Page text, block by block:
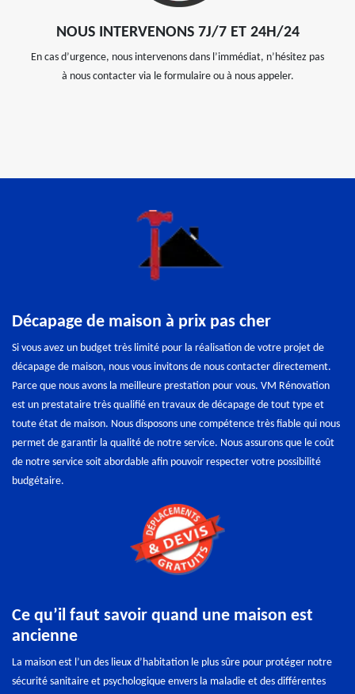
NOUS INTERVENONS 7J/7 ET 24H/24
En cas d’urgence, nous intervenons dans l’immédiat, n’hésitez pas
à nous contacter via le formulaire ou à nous appeler.
Décapage de maison à prix pas cher
Si vous avez un budget très limité pour la réalisation de votre projet de
décapage de maison, nous vous invitons de nous contacter directement.
Parce que nous avons la meilleure prestation pour vous. VM Rénovation
est un prestataire très qualifié en travaux de décapage de tout type et
toute état de maison. Nous disposons une compétence très fiable qui nous
permet de garantir la qualité de notre service. Nous assurons que le coût
de notre service soit abordable afin pouvoir respecter votre possibilité
budgétaire.
Ce qu’il faut savoir quand une maison est
ancienne
La maison est l’un des lieux d’habitation le plus sûre pour protéger notre
sécurité sanitaire et psychologique envers la maladie et des différentes